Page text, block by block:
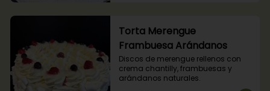
Torta Merengue
Frambuesa Arándanos
Discos de merengue rellenos con
crema chantilly, frambuesas y
arándanos naturales.